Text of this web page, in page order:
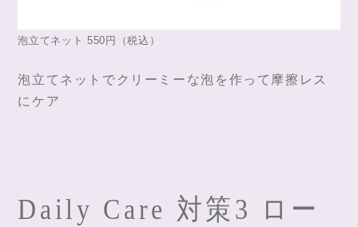
泡立てネット 550円（税込）
泡立てネットでクリーミーな泡を作って摩擦レス
にケア
Daily Care 対策3 ロー